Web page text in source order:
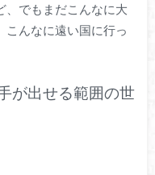
、でもまだこんなに大
こんなに遠い国に行っ
が出せる範囲の世